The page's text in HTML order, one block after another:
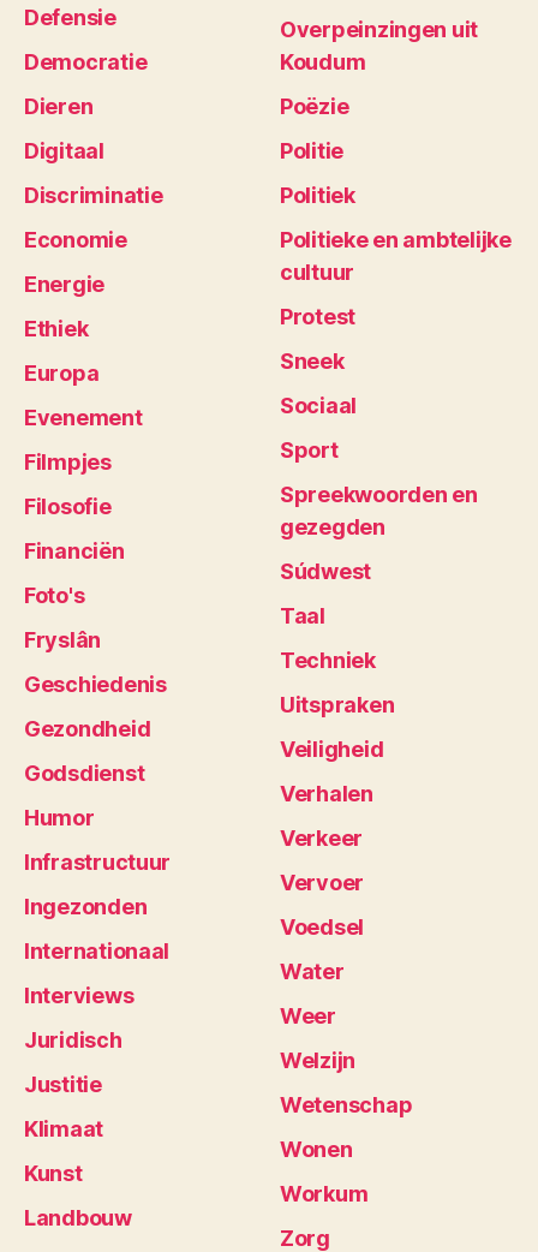
Defensie
Democratie
Dieren
Digitaal
Discriminatie
Economie
Energie
Ethiek
Europa
Evenement
Filmpjes
Filosofie
Financiën
Foto's
Fryslân
Geschiedenis
Gezondheid
Godsdienst
Humor
Infrastructuur
Ingezonden
Internationaal
Interviews
Juridisch
Justitie
Klimaat
Kunst
Landbouw
Overpeinzingen uit
Koudum
Poëzie
Politie
Politiek
Politieke en ambtelijke
cultuur
Protest
Sneek
Sociaal
Sport
Spreekwoorden en
gezegden
Súdwest
Taal
Techniek
Uitspraken
Veiligheid
Verhalen
Verkeer
Vervoer
Voedsel
Water
Weer
Welzijn
Wetenschap
Wonen
Workum
Zorg